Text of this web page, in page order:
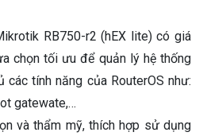
RB750-r2 (hEX lite) có giá
chọn tối ưu để quản lý hệ thống
tính năng của RouterOS như:
gatewate,…
và thẩm mỹ, thích hợp sử dụng